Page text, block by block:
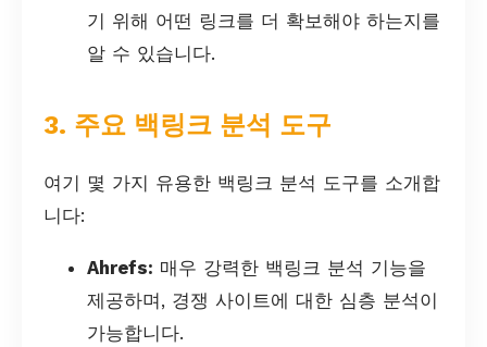
기 위해 어떤 링크를 더 확보해야 하는지를
알 수 있습니다.
3. 주요 백링크 분석 도구
여기 몇 가지 유용한 백링크 분석 도구를 소개합
니다:
Ahrefs: 매우 강력한 백링크 분석 기능을
제공하며, 경쟁 사이트에 대한 심층 분석이
가능합니다.